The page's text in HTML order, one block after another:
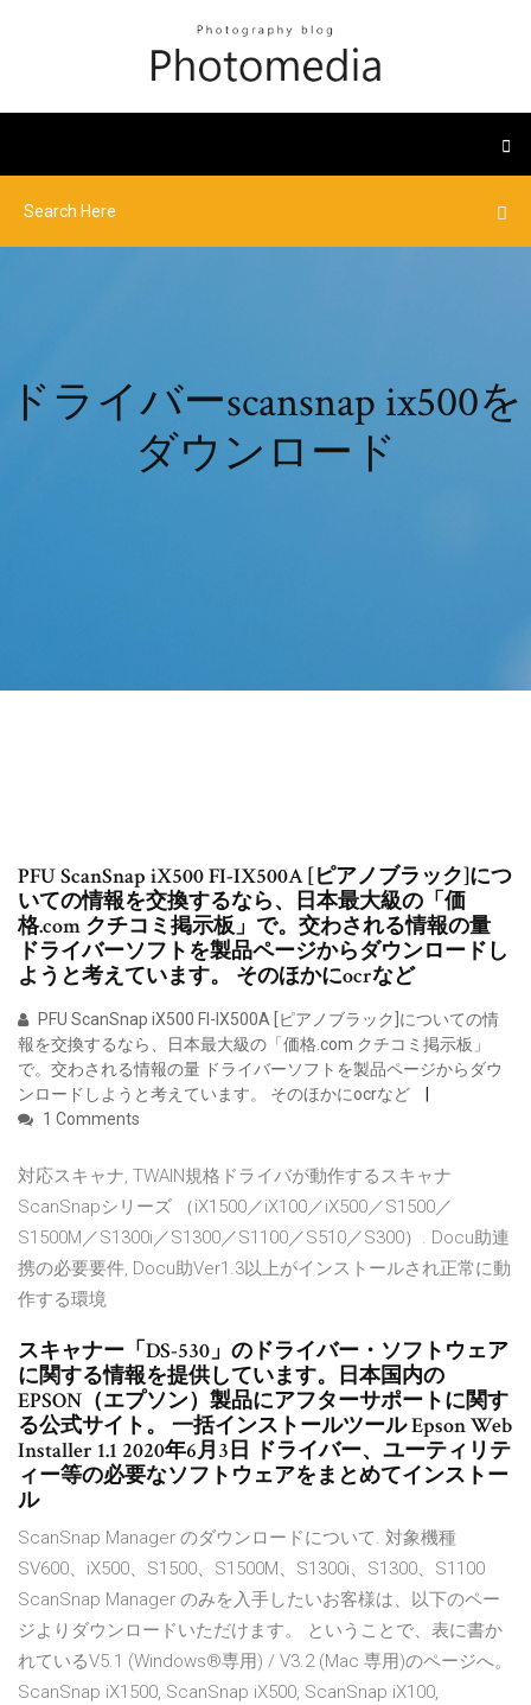
ドライバーscansnap ix500を
ダウンロード
PFU ScanSnap iX500 FI-IX500A [ピアノブラック]につ
いての情報を交換するなら、日本最大級の「価
格.com クチコミ掲示板」で。交わされる情報の量
ドライバーソフトを製品ページからダウンロードし
ようと考えています。 そのほかにocrなど
PFU ScanSnap iX500 FI-IX500A [ピアノブラック]についての情
報を交換するなら、日本最大級の「価格.com クチコミ掲示板」
で。交わされる情報の量 ドライバーソフトを製品ページからダウ
ンロードしようと考えています。 そのほかにocrなど
1 Comments
対応スキャナ, TWAIN規格ドライバが動作するスキャナ
ScanSnapシリーズ （iX1500／iX100／iX500／S1500／
S1500M／S1300i／S1300／S1100／S510／S300）. Docu助連
携の必要要件, Docu助Ver1.3以上がインストールされ正常に動
作する環境
スキャナー「DS-530」のドライバー・ソフトウェア
に関する情報を提供しています。日本国内の
EPSON（エプソン）製品にアフターサポートに関す
る公式サイト。 一括インストールツール Epson Web
Installer 1.1 2020年6月3日 ドライバー、ユーティリテ
ィー等の必要なソフトウェアをまとめてインストー
ル
ScanSnap Manager のダウンロードについて. 対象機種
SV600、iX500、S1500、S1500M、S1300i、S1300、S1100
ScanSnap Manager のみを入手したいお客様は、以下のペー
ジよりダウンロードいただけます。 ということで、表に書か
れているV5.1 (Windows®専用) / V3.2 (Mac 専用)のページへ。
ScanSnap iX1500, ScanSnap iX500, ScanSnap iX100,